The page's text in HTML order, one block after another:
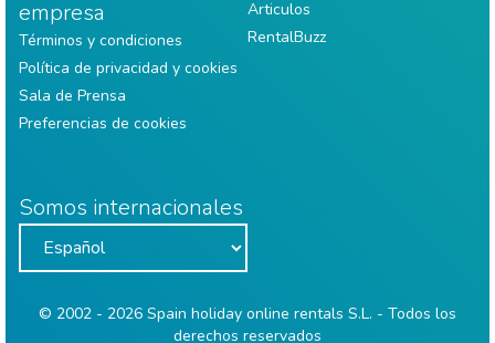
empresa
Términos y condiciones
Política de privacidad y cookies
Sala de Prensa
Preferencias de cookies
Articulos
RentalBuzz
Somos internacionales
© 2002 - 2026 Spain holiday online rentals S.L. - Todos los
derechos reservados